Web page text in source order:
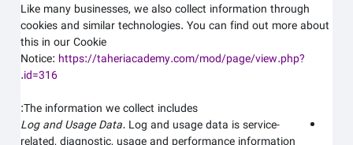
Like many businesses, we also collect information through
cookies and similar technologies. You can find out more about
this in our Cookie
Notice:https://taheriacademy.com/mod/page/view.php?
id=316
.
The information we collect includes:
Log and Usage Data.Log and usage data is service-